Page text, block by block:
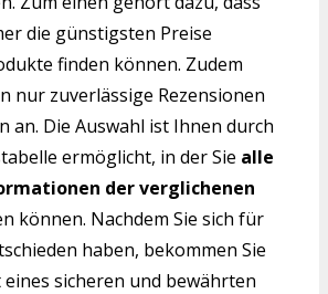
die günstigsten Preise
finden können. Zudem
nur zuverlässige Rezensionen
an. Die Auswahl ist Ihnen durch
ermöglicht, in der Sie alle
der verglichenen
können. Nachdem Sie sich für
haben, bekommen Sie
sicheren und bewährten